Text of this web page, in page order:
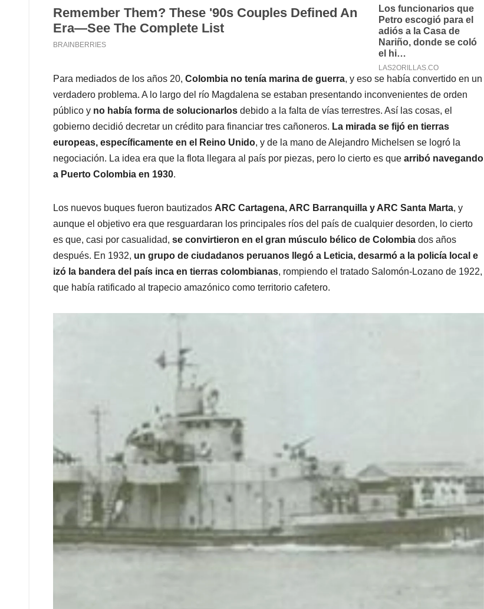
Para mediados de los años 20, Colombia no tenía marina de guerra, y eso se había convertido en un
verdadero problema. A lo largo del río Magdalena se estaban presentando inconvenientes de orden
público y no había forma de solucionarlos debido a la falta de vías terrestres. Así las cosas, el
gobierno decidió decretar un crédito para financiar tres cañoneros. La mirada se fijó en tierras
europeas, específicamente en el Reino Unido, y de la mano de Alejandro Michelsen se logró la
negociación. La idea era que la flota llegara al país por piezas, pero lo cierto es que arribó navegando
a Puerto Colombia en 1930.
Los nuevos buques fueron bautizados ARC Cartagena, ARC Barranquilla y ARC Santa Marta, y
aunque el objetivo era que resguardaran los principales ríos del país de cualquier desorden, lo cierto
es que, casi por casualidad, se convirtieron en el gran músculo bélico de Colombia dos años
después. En 1932, un grupo de ciudadanos peruanos llegó a Leticia, desarmó a la policía local e
izó la bandera del país inca en tierras colombianas, rompiendo el tratado Salomón-Lozano de 1922,
que había ratificado al trapecio amazónico como territorio cafetero.